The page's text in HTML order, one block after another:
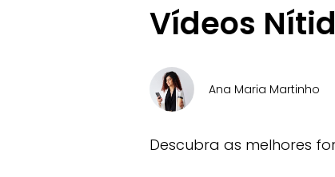
Vídeos
Ana Maria Martinho
Descubra as melhores